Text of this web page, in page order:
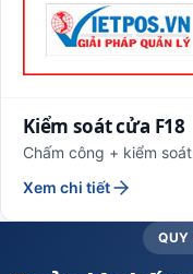
Kiểm soát cửa F18
Chấm công + kiểm
Xem chi tiết
QUY